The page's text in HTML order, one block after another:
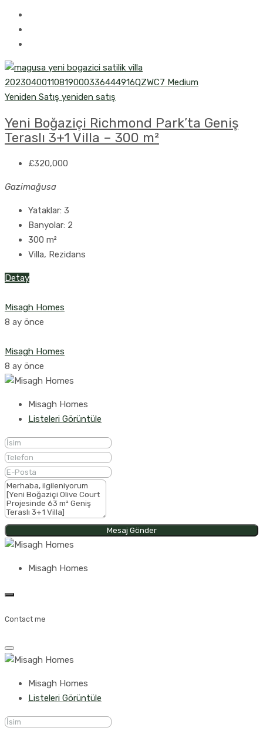
Yeniden Satış yeniden satış
Yeni Boğaziçi Richmond Park’ta Geniş
Teraslı 3+1 Villa – 300 m²
£320,000
Gazimağusa
Yataklar: 3
Banyolar: 2
300 m²
Villa, Rezidans
Detay
Misagh Homes
8 ay önce
Misagh Homes
8 ay önce
Misagh Homes
Listeleri Görüntüle
Mesaj Gönder
Misagh Homes
Contact me
Misagh Homes
Listeleri Görüntüle